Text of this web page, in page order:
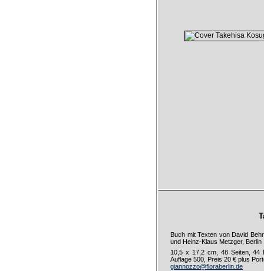
Buch mit Texten von David
und Heinz-Klaus Metzger,
10,5 x 17,2 cm, 48 Seiten, 44
Auflage 500, Preis 20 € plus
giannozzo@floraberlin.de